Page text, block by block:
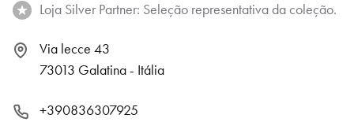
Loja Silver Partner: Seleção representativa da coleção.
Via lecce 43
73013 Galatina - Itália
+390836307925